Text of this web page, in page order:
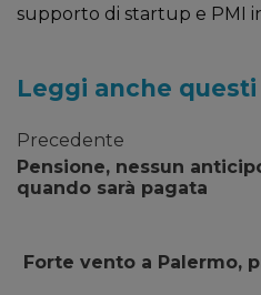
supporto di startup e PMI
Leggi anche
Precedente
Pensione, nessun
quando sarà pagata
Forte vento a Palermo,